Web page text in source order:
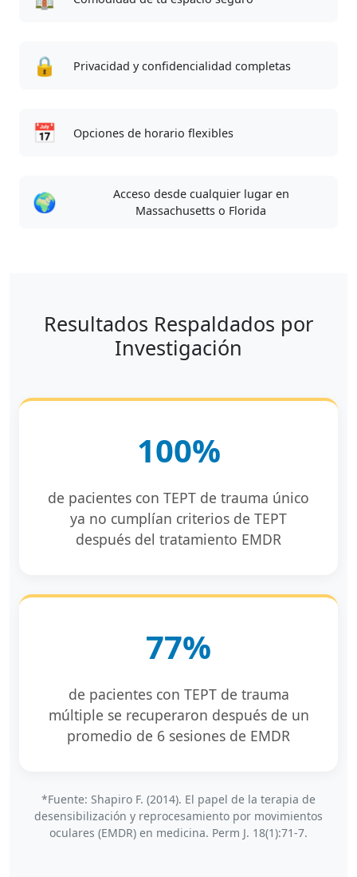
🔒 Privacidad y confidencialidad completas
📅 Opciones de horario flexibles
🌍
Acceso desde cualquier lugar en
Massachusetts o Florida
Resultados Respaldados por
Investigación
100%
de pacientes con TEPT de trauma único
ya no cumplían criterios de TEPT
después del tratamiento EMDR
77%
de pacientes con TEPT de trauma
múltiple se recuperaron después de un
promedio de 6 sesiones de EMDR
*Fuente: Shapiro F. (2014). El papel de la terapia de
desensibilización y reprocesamiento por movimientos
oculares (EMDR) en medicina. Perm J. 18(1):71-7.